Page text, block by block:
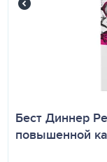
Бест Диннер
повышенной